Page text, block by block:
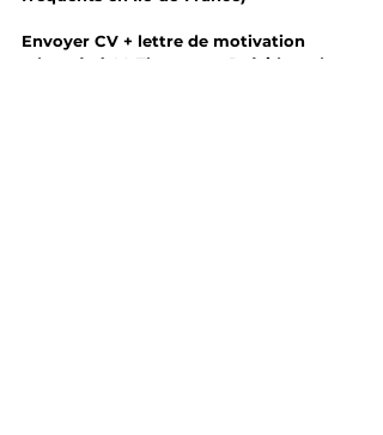
Envoyer CV + lettre de motivation
adressée à M. Thoretton, Président du